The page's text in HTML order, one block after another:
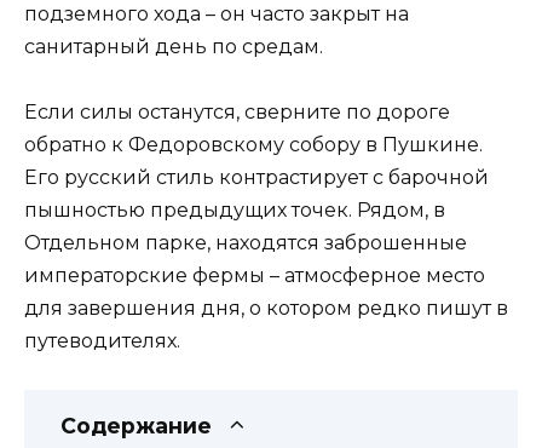
подземного хода – он часто закрыт на
санитарный день по средам.
Если силы останутся, сверните по дороге
обратно к Федоровскому собору в Пушкине.
Его русский стиль контрастирует с барочной
пышностью предыдущих точек. Рядом, в
Отдельном парке, находятся заброшенные
императорские фермы – атмосферное место
для завершения дня, о котором редко пишут в
путеводителях.
Содержание